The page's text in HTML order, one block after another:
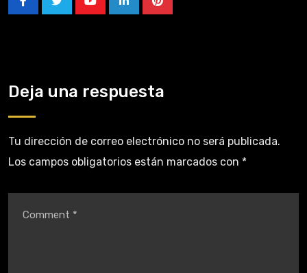
Deja una respuesta
Tu dirección de correo electrónico no será publicada.
Los campos obligatorios están marcados con *